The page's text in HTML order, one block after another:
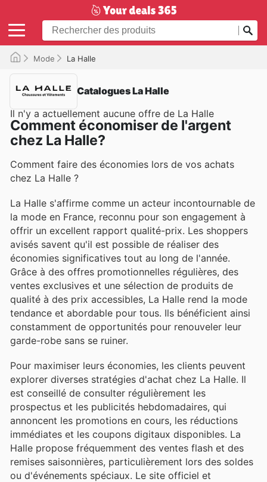
Mode La Halle
Catalogues La Halle
Il n'y a actuellement aucune offre de La Halle
Comment économiser de l'argent
chez La Halle?
Comment faire des économies lors de vos achats
chez La Halle ?
La Halle s'affirme comme un acteur incontournable de
la mode en France, reconnu pour son engagement à
offrir un excellent rapport qualité-prix. Les shoppers
avisés savent qu'il est possible de réaliser des
économies significatives tout au long de l'année.
Grâce à des offres promotionnelles régulières, des
ventes exclusives et une sélection de produits de
qualité à des prix accessibles, La Halle rend la mode
tendance et abordable pour tous. Ils bénéficient ainsi
constamment de opportunités pour renouveler leur
garde-robe sans se ruiner.
Pour maximiser leurs économies, les clients peuvent
explorer diverses stratégies d'achat chez La Halle. Il
est conseillé de consulter régulièrement les
prospectus et les publicités hebdomadaires, qui
annoncent les promotions en cours, les réductions
immédiates et les coupons digitaux disponibles. La
Halle propose fréquemment des ventes flash et des
remises saisonnières, particulièrement lors des soldes
ou d'événements spéciaux. Le site officiel et